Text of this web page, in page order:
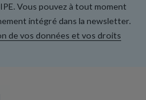
Vous pouvez à tout moment
intégré dans la newsletter.
de vos données et vos droits